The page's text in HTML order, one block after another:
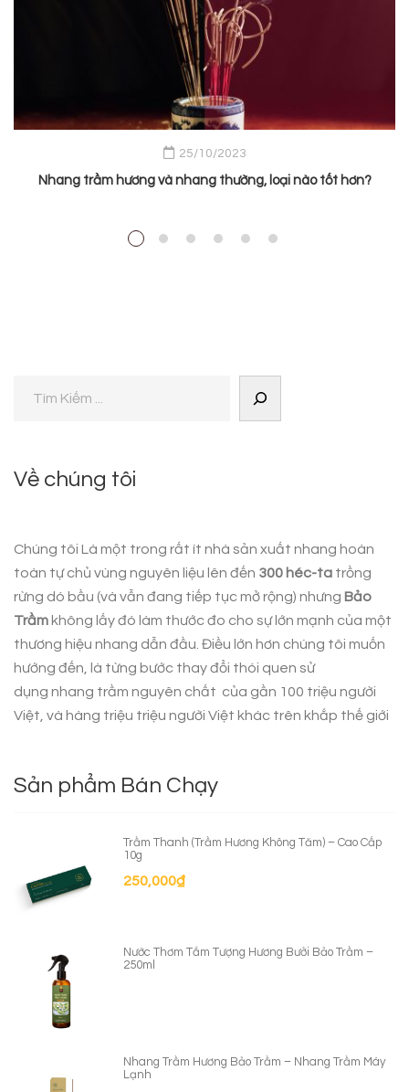
25/10/2023
Nhang trầm hương và nhang thường, loại nào tốt hơn?
Về chúng tôi
Chúng tôi Là một trong rất ít nhà sản xuất nhang hoàn
toàn tự chủ vùng nguyên liệu lên đến 300 héc-ta trồng
rừng dó bầu (và vẫn đang tiếp tục mở rộng) nhưng Bảo
Trầm không lấy đó làm thước đo cho sự lớn mạnh của một
thương hiệu nhang dẫn đầu. Điều lớn hơn chúng tôi muốn
hướng đến, là từng bước thay đổi thói quen sử
dụng nhang trầm nguyên chất của gần 100 triệu người
Việt, và hàng triệu triệu người Việt khác trên khắp thế giới
Sản phẩm Bán Chạy
Trầm Thanh (Trầm Hương Không Tăm) – Cao Cấp
10g
250,000₫
Nước Thơm Tắm Tượng Hương Bưởi Bảo Trầm –
250ml
Nhang Trầm Hương Bảo Trầm – Nhang Trầm Máy
Lạnh